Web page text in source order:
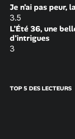
Je n’ai pas peur,
3.5
L’Été 36, une
d’intrigues
3
TOP 5 DES LECTEURS